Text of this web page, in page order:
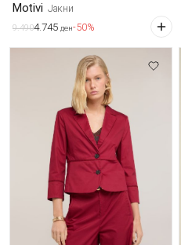
Motivi Јакни
9.4904.745 ден-50%